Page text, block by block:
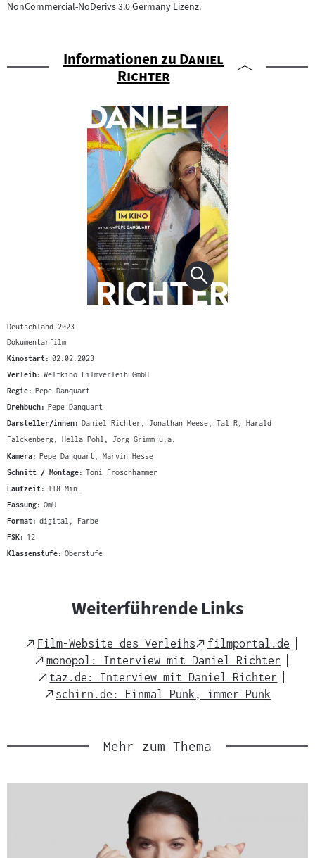
NonCommercial-NoDerivs 3.0 Germany Lizenz.
Informationen zu "
Daniel
Richter"
Deutschland 2023
Dokumentarfilm
Kinostart: 02.02.2023
Verleih: Weltkino Filmverleih GmbH
Regie: Pepe Danquart
Drehbuch: Pepe Danquart
Darsteller/innen: Daniel Richter, Jonathan Meese, Tal R, Harald
Falckenberg, Hella Pohl, Jorg Grimm u.a.
Kamera: Pepe Danquart, Marvin Hesse
Schnitt / Montage: Toni Froschhammer
Laufzeit: 118 Min.
Fassung: OmU
Format: digital, Farbe
FSK: 12
Klassenstufe: Oberstufe
Weiterführende Links
External
Link
Film-Website des Verleihs
External
Link
filmportal.de
External
Link
monopol: Interview mit Daniel Richter
External
Link
taz.de: Interview mit Daniel Richter
External
schirn.de: Einmal Punk, immer Punk
Mehr zum Thema